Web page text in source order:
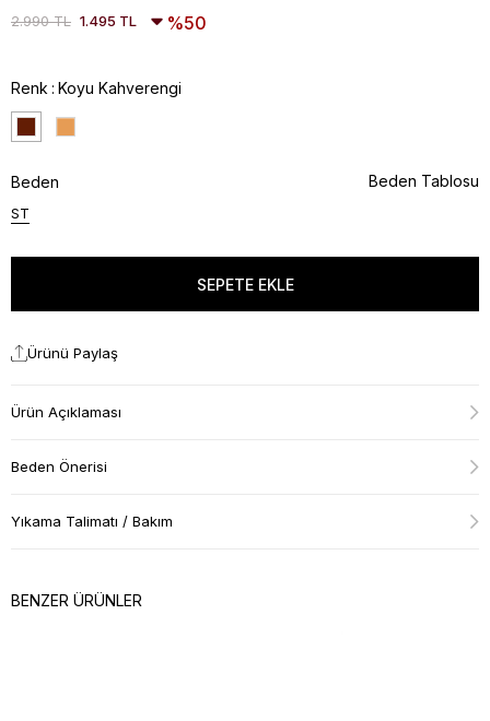
2.990 TL 1.495 TL 50
Renk Koyu Kahverengi
Beden
ST
Beden Tablosu
Ürünü Paylaş
Ürün Açıklaması
Beden Önerisi
Yıkama Talimatı / Bakım
BENZER ÜRÜNLER